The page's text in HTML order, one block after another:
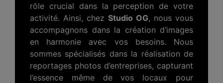
rôle crucial dans la perception de votre
activité. Ainsi, chez Studio OG, nous vous
accompagnons dans la création d’images
en harmonie avec vos besoins. Nous
sommes spécialisés dans la réalisation de
reportages photos d’entreprises, capturant
l’essence même de vos locaux pour